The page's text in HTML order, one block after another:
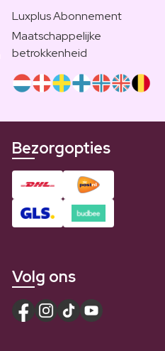
Luxplus Abonnement
Maatschappelijke
betrokkenheid
Bezorgopties
Volg ons